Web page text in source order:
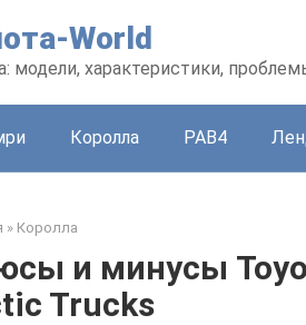
World
модели, характеристики,
Королла РАВ4
» Королла
и минусы
Trucks